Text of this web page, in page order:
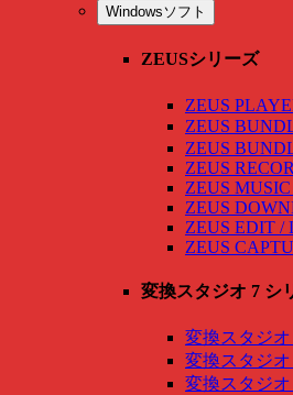
Windowsソフト
ZEUSシリーズ
ZEUS
ZEUS
ZEUS
ZEUS
ZEUS
ZEUS
ZEUS EDIT /
ZEUS
変換スタジオ 7 シ
変換スタジオ
変換スタジオ
変換スタジ